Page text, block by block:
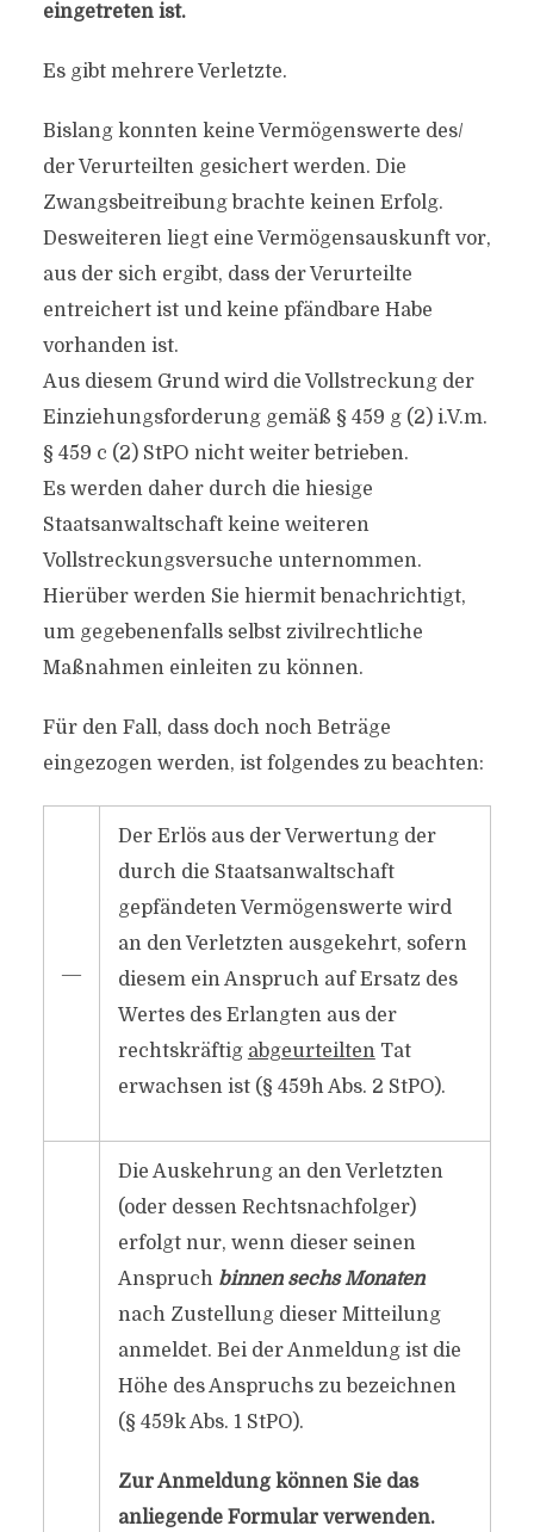
eingetreten ist.
Es gibt mehrere Verletzte.
Bislang konnten keine Vermögenswerte des/​
der Verurteilten gesichert werden. Die
Zwangsbeitreibung brachte keinen Erfolg.
Desweiteren liegt eine Vermögensauskunft vor,
aus der sich ergibt, dass der Verurteilte
entreichert ist und keine pfändbare Habe
vorhanden ist.
Aus diesem Grund wird die Vollstreckung der
Einziehungsforderung gemäß § 459 g (2) i.V.m.
§ 459 c (2) StPO nicht weiter betrieben.
Es werden daher durch die hiesige
Staatsanwaltschaft keine weiteren
Vollstreckungsversuche unternommen.
Hierüber werden Sie hiermit benachrichtigt,
um gegebenenfalls selbst zivilrechtliche
Maßnahmen einleiten zu können.
Für den Fall, dass doch noch Beträge
eingezogen werden, ist folgendes zu beachten:
―
Der Erlös aus der Verwertung der
durch die Staatsanwaltschaft
gepfändeten Vermögenswerte wird
an den Verletzten ausgekehrt, sofern
diesem ein Anspruch auf Ersatz des
Wertes des Erlangten aus der
rechtskräftig abgeurteiltenTat
erwachsen ist (§ 459h Abs. 2 StPO).
Die Auskehrung an den Verletzten
(oder dessen Rechtsnachfolger)
erfolgt nur, wenn dieser seinen
Anspruch binnen sechs Monaten
nach Zustellung dieser Mitteilung
anmeldet. Bei der Anmeldung ist die
Höhe des Anspruchs zu bezeichnen
(§ 459k Abs. 1 StPO).
Zur Anmeldung können Sie das
anliegende Formular verwenden.